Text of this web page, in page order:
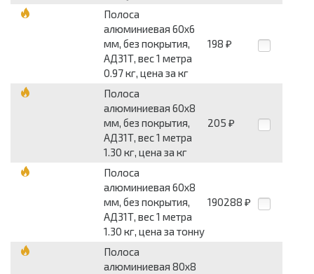
Полоса
алюминиевая 60x6
мм, без покрытия,
АД31Т, вес 1 метра
0.97 кг, цена за кг
198 ₽
Полоса
алюминиевая 60x8
мм, без покрытия,
АД31Т, вес 1 метра
1.30 кг, цена за кг
205 ₽
Полоса
алюминиевая 60x8
мм, без покрытия,
АД31Т, вес 1 метра
1.30 кг, цена за тонну
190288 ₽
Полоса
алюминиевая 80x8